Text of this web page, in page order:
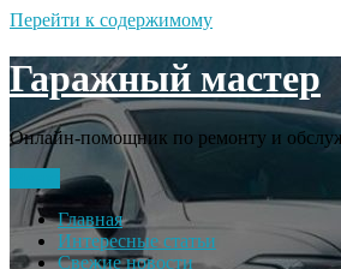
Перейти к содержимому
Гаражный мастер
Онлайн-помощник по ремонту и
Главная
Интересные статьи
Свежие новости